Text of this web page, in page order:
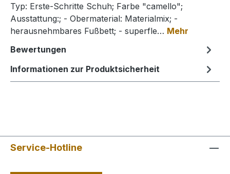
Typ: Erste-Schritte Schuh; Farbe "camello";
Ausstattung:; - Obermaterial: Materialmix; -
herausnehmbares Fußbett; - superfle… Mehr
Bewertungen
Informationen zur Produktsicherheit
Service-Hotline